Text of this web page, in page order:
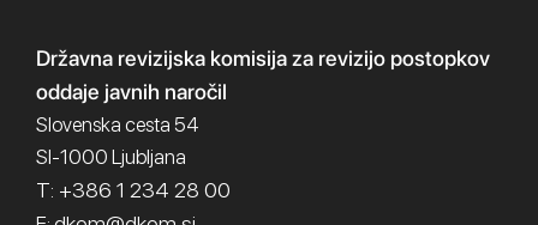
Državna revizijska komisijaza revizijo postopkov
oddaje javnih naročil
Slovenska cesta 54
SI-1000 Ljubljana
T: +386 1 234 28 00